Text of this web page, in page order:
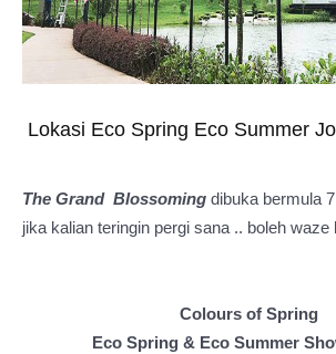
Lokasi Eco Spring Eco Summer
The Grand Blossoming dibuka bermula
jika kalian teringin pergi sana .. boleh waze
Colours of Spring
Eco Spring & Eco Summer